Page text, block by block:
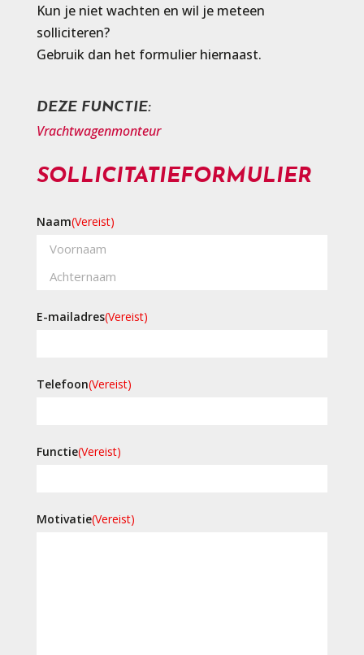
Kun je niet wachten en wil je meteen
solliciteren?
Gebruik dan het formulier hiernaast.
DEZE FUNCTIE:
Vrachtwagenmonteur
SOLLICITATIEFORMULIER
Naam(Vereist)
Voornaam
E-mailadres(Vereist)
Telefoon(Vereist)
Functie(Vereist)
Motivatie(Vereist)